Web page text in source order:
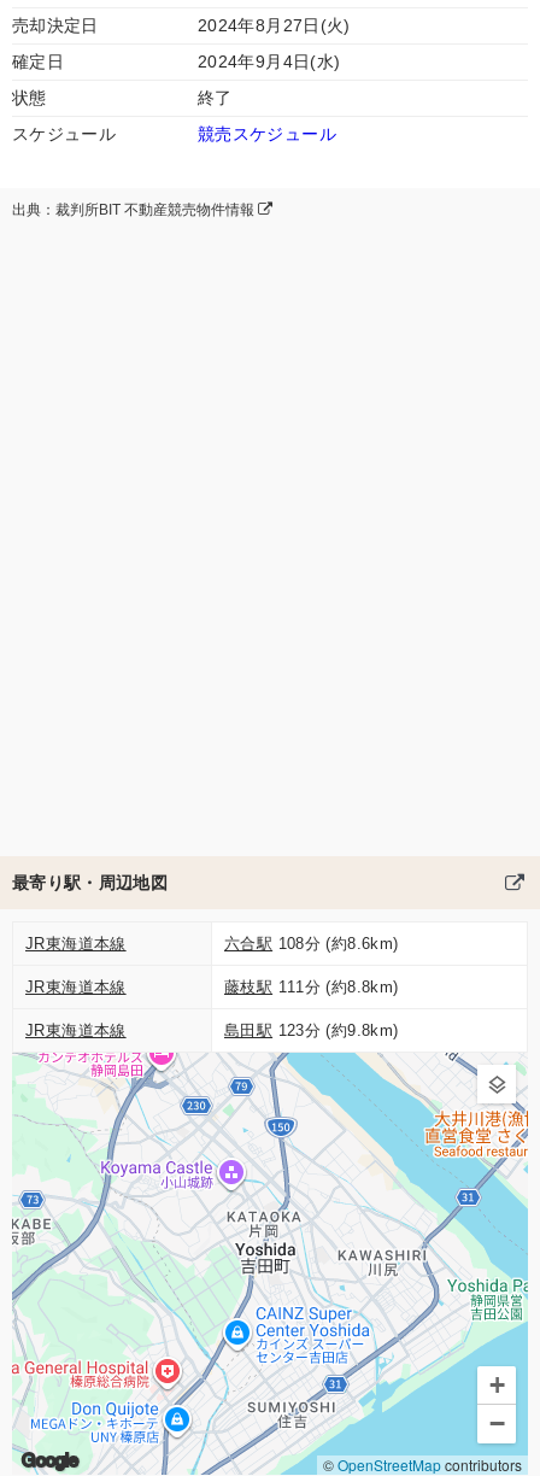
売却決定日
2024年8月27日(火)
確定日
2024年9月4日(水)
状態
終了
スケジュール
競売スケジュール
出典：裁判所BIT 不動産競売物件情報
最寄り駅・周辺地図
JR東海道本線 六合駅 108分 (約8.6km)
JR東海道本線 藤枝駅 111分 (約8.8km)
JR東海道本線 島田駅 123分 (約9.8km)
Google
+
−
©OpenStreetMapcontributors